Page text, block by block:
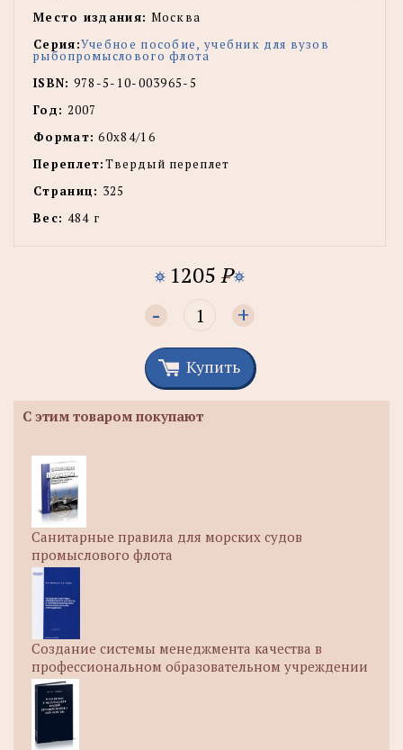
Место издания: Москва
Серия:Учебное пособие, учебник для вузов
рыбопромыслового флота
ISBN: 978-5-10-003965-5
Год: 2007
Формат: 60х84/16
Переплет:Твердый переплет
Страниц: 325
Вес: 484 г
1205 P
- +
Купить
С этим товаром покупают
Санитарные правила для морских судов
промыслового флота
Создание системы менеджмента качества в
профессиональном образовательном учреждении